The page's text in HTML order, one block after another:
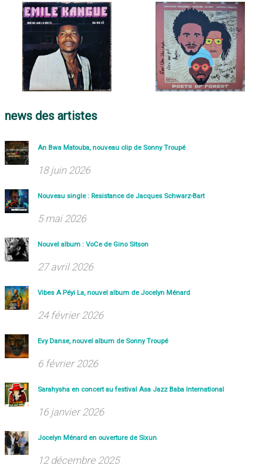
news des artistes
An Bwa Matouba, nouveau clip de Sonny Troupé
18 juin 2026
Nouveau single : Resistance de Jacques Schwarz-Bart
5 mai 2026
Nouvel album : VoCe de Gino Sitson
27 avril 2026
Vibes A Péyi La, nouvel album de Jocelyn Ménard
24 février 2026
Evy Danse, nouvel album de Sonny Troupé
6 février 2026
Sarahysha en concert au festival Asa Jazz Baba International
16 janvier 2026
Jocelyn Ménard en ouverture de Sixun
12 décembre 2025